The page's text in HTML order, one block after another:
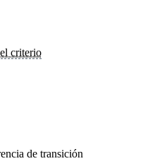
criterio
de transición